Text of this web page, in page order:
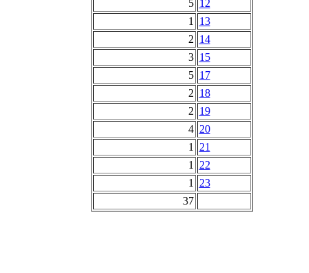
5 12
1
13
2 14
3 15
5 17
2 18
2 19
4 20
1
21
1
22
1
23
37